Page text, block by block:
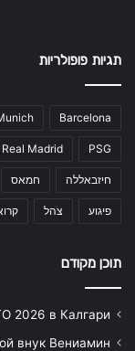
תגיות פופולריות
Barcelona
PSG
Real Madrid
חיזבאללה חמאס
פיגוע צהל
תוכן מקודם
2026 в Калгари
внук Вениамин